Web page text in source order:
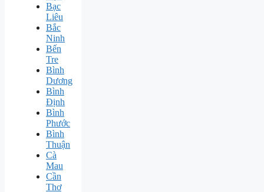
Bạc
Liêu
Bắc
Ninh
Bến
Tre
Bình
Dương
Bình
Định
Bình
Phước
Bình
Thuận
Cà
Mau
Cần
Thơ